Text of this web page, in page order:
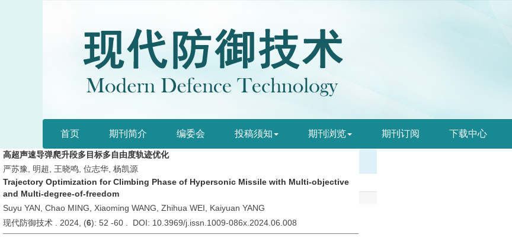
首页 期刊简介 编委会 投稿须知 期刊浏览 期刊订阅 下载中心
高超声速导弹爬升段多目标多自由度轨迹优化
严苏豫, 明超, 王晓鸣, 位志华, 杨凯源
Trajectory Optimization for Climbing Phase of Hypersonic Missile with Multi-objective
and Multi-degree-of-freedom
Suyu YAN, Chao MING, Xiaoming WANG, Zhihua WEI, Kaiyuan YANG
现代防御技术 . 2024, (6): 52 -60 . DOI: 10.3969/j.issn.1009-086x.2024.06.008